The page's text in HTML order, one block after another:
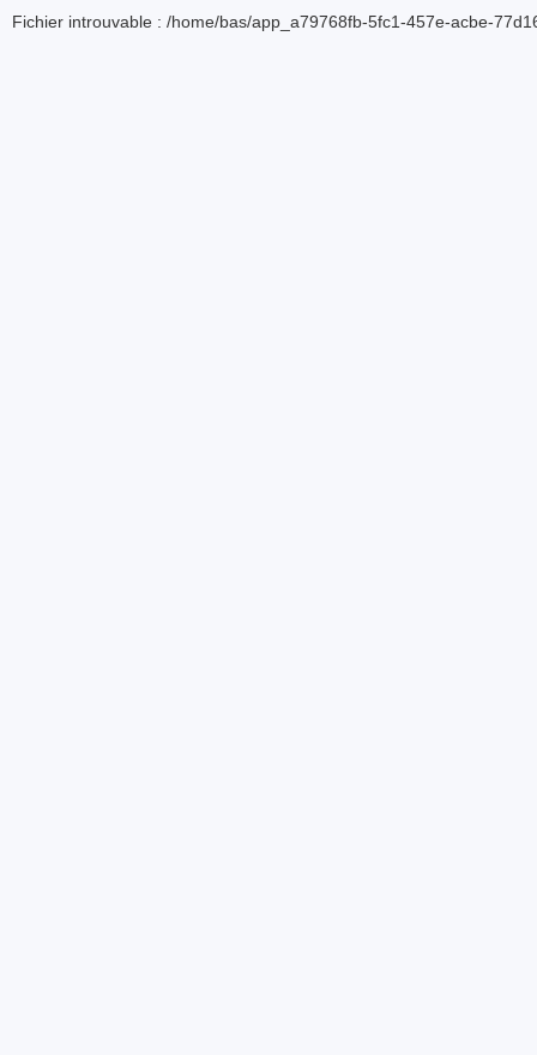
Fichier introuvable : /home/bas/app_a79768fb-5fc1-457e-acbe-